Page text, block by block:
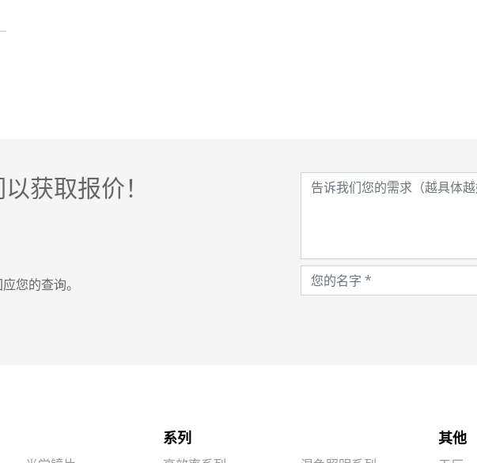
获取报价！
您的查询。
系列 其他